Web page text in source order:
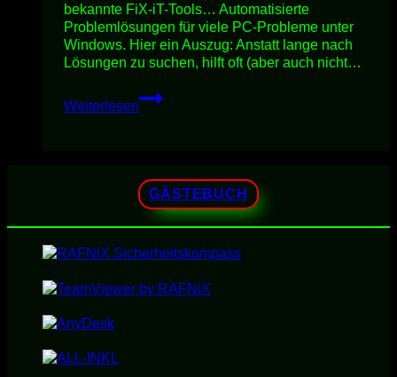
bekannte FiX-iT-Tools… Automatisierte
Problemlösungen für viele PC-Probleme unter
Windows. Hier ein Auszug: Anstatt lange nach
Lösungen zu suchen, hilft oft (aber auch nicht…
Weiterlesen
WiNDOWS
7
(EHEM.
FiX
iT)
GÄSTEBUCH